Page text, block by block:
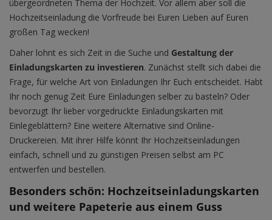
übergeordneten Thema der Hochzeit. Vor allem aber soll die
Hochzeitseinladung die Vorfreude bei Euren Lieben auf Euren
großen Tag wecken!
Daher lohnt es sich Zeit in die Suche und Gestaltung der
Einladungskarten zu investieren. Zunächst stellt sich dabei die
Frage, für welche Art von Einladungen Ihr Euch entscheidet. Habt
Ihr noch genug Zeit Eure Einladungen selber zu basteln? Oder
bevorzugt Ihr lieber vorgedruckte Einladungskarten mit
Einlegeblättern? Eine weitere Alternative sind Online-
Druckereien. Mit ihrer Hilfe könnt Ihr Hochzeitseinladungen
einfach, schnell und zu günstigen Preisen selbst am PC
entwerfen und bestellen.
Besonders schön: Hochzeitseinladungskarten
und weitere Papeterie aus einem Guss